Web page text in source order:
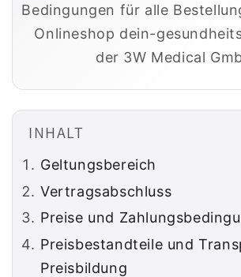
Bedingungen für alle
Onlineshop dein-
der 3W Medical
INHALT
Geltungsbereich
Vertragsabschluss
Preise und
Preisbestandteile und
Preisbildung